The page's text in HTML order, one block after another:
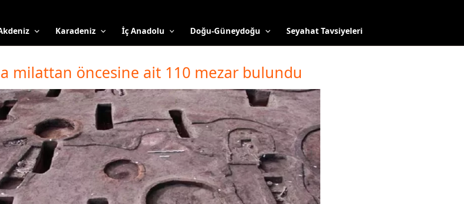
Karadeniz İç Anadolu Doğu-Güneydoğu Seyahat Tavsiyeleri
milattan öncesine ait 110 mezar bulundu